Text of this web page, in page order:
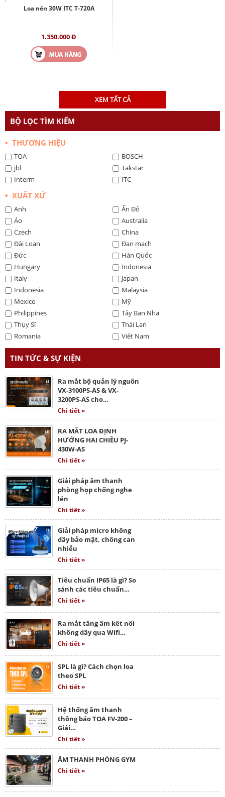
Loa nén 30W ITC T-720A
1.350.000 Đ
XEM TẤT CẢ
BỘ LỌC TÌM KIẾM
• THƯƠNG HIỆU
TOA
BOSCH
jbl
Takstar
Interm
ITC
• XUẤT XỨ
Anh
Ấn Độ
Áo
Australia
Czech
China
Đài Loan
Đan mạch
Đức
Hàn Quốc
Hungary
Indonesia
Italy
Japan
Indonesia
Malaysia
Mexico
Mỹ
Philippines
Tây Ban Nha
Thụy Sĩ
Thái Lan
Romania
Việt Nam
TIN TỨC & SỰ KIỆN
Ra mắt bộ quản lý nguồn
VX-3100PS-AS & VX-
3200PS-AS cho…
Chi tiết »
RA MẮT LOA ĐỊNH
HƯỚNG HAI CHIỀU PJ-
430W-AS
Chi tiết »
Giải pháp âm thanh
phòng họp chống nghe
lén
Chi tiết »
Giải pháp micro không
dây bảo mật, chống can
nhiễu
Chi tiết »
Tiêu chuẩn IP65 là gì? So
sánh các tiêu chuẩn…
Chi tiết »
Ra mắt tăng âm kết nối
không dây qua Wifi…
Chi tiết »
SPL là gì? Cách chọn loa
theo SPL
Chi tiết »
Hệ thống âm thanh
thông báo TOA FV-200 –
Giải…
Chi tiết »
ÂM THANH PHÒNG GYM
Chi tiết »